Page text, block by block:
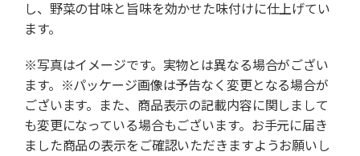
し、野菜の甘味と旨味を効かせた味付けに仕上げてい
ます。
※写真はイメージです。実物とは異なる場合がござい
ます。※パッケージ画像は予告なく変更となる場合が
ございます。また、商品表示の記載内容に関しまして
も変更になっている場合もございます。お手元に届き
ました商品の表示をご確認いただきますようお願いし